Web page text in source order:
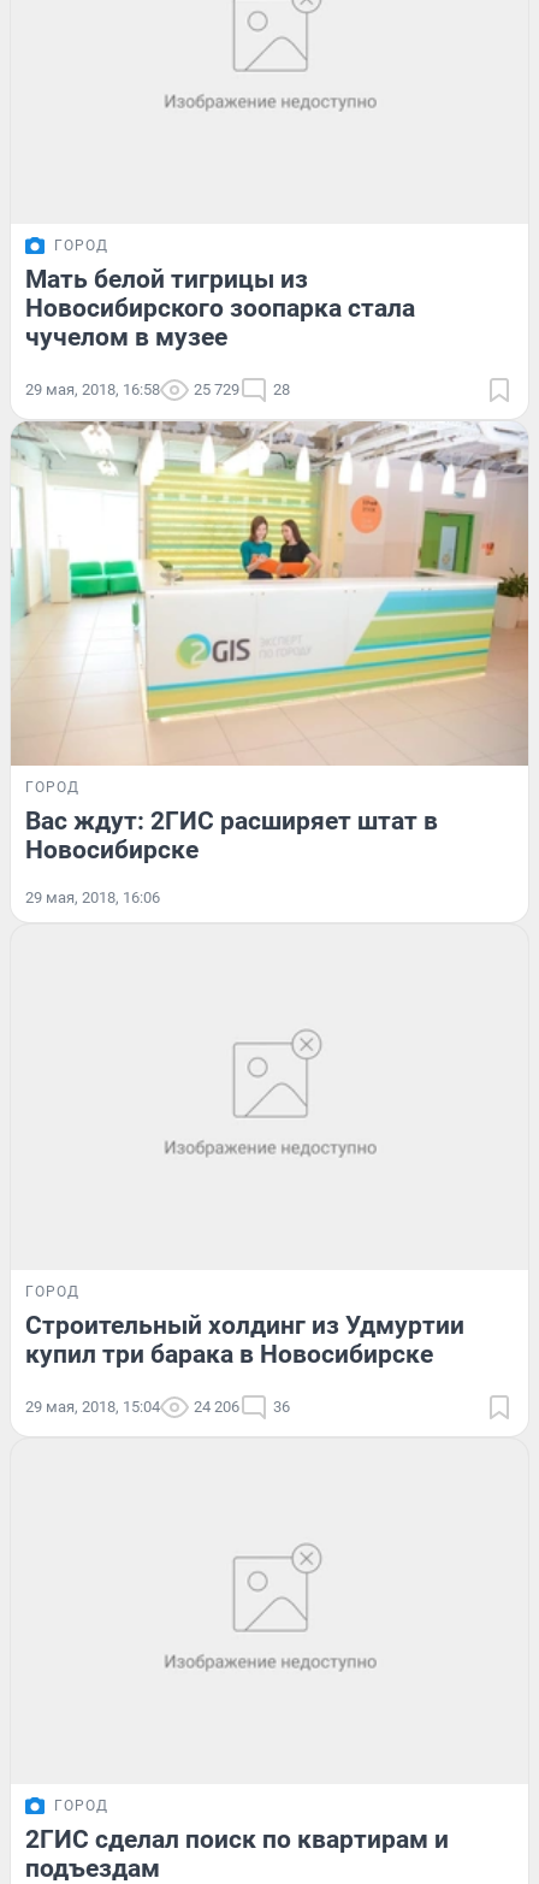
ГОРОД
Мать белой тигрицы из
Новосибирского зоопарка стала
чучелом в музее
29 мая, 2018, 16:58 25 729 28
ГОРОД
Вас ждут: 2ГИС расширяет штат в
Новосибирске
29 мая, 2018, 16:06
ГОРОД
Строительный холдинг из Удмуртии
купил три барака в Новосибирске
29 мая, 2018, 15:04 24 206 36
ГОРОД
2ГИС сделал поиск по квартирам и
подъездам